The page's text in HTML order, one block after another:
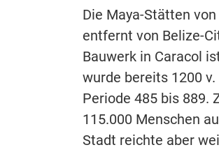
Die Maya-Stätten
entfernt von Belize-
Bauwerk in Caracol
wurde bereits 1200
Periode 485 bis 889.
115.000 Menschen
Stadt reichte aber